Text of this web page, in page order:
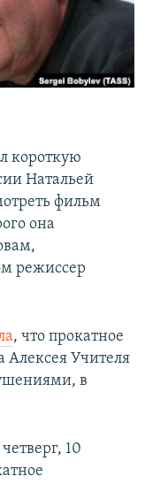
короткую
Натальей
фильм
она
режиссер
, что прокатное
Алексея Учителя
в
10